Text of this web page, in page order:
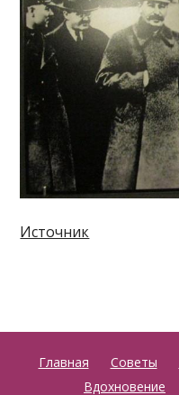
Источник
Главная Советы
Вдохновение